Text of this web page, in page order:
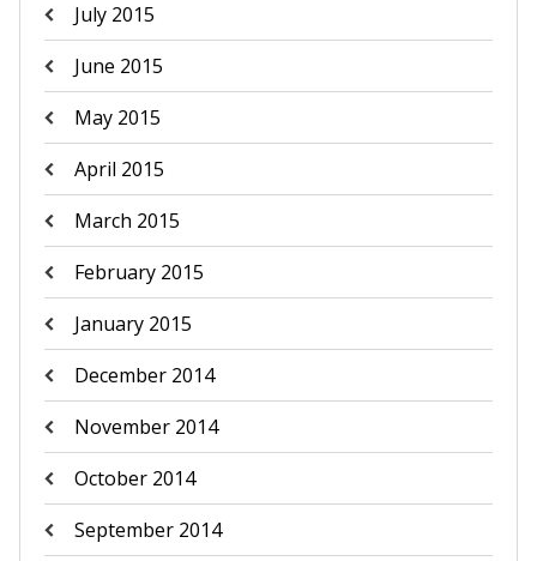
July 2015
June 2015
May 2015
April 2015
March 2015
February 2015
January 2015
December 2014
November 2014
October 2014
September 2014